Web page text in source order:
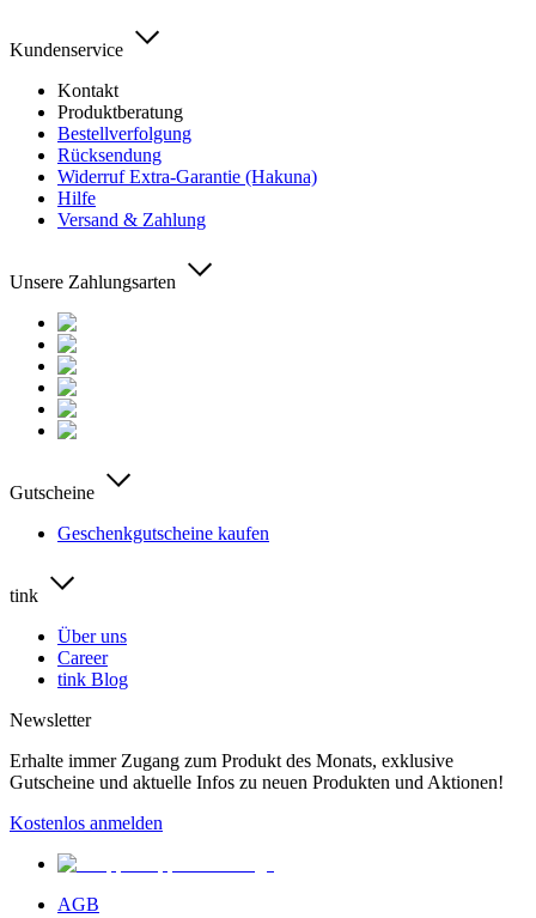
Kundenservice
Kontakt
Produktberatung
Bestellverfolgung
Rücksendung
Widerruf Extra-Garantie (Hakuna)
Hilfe
Versand & Zahlung
Unsere Zahlungsarten
Gutscheine
Geschenkgutscheine kaufen
tink
Über uns
Career
tink Blog
Newsletter
Erhalte immer Zugang zum Produkt des Monats, exklusive
Gutscheine und aktuelle Infos zu neuen Produkten und Aktionen!
Kostenlos anmelden
AGB